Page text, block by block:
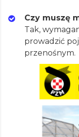
Czy muszę
Tak,
prowadzić
przenośnym.